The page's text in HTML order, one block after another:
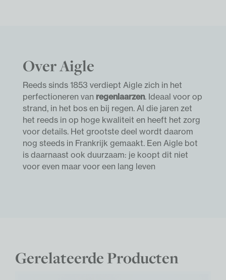
Over Aigle
Reeds sinds 1853 verdiept Aigle zich in het
perfectioneren van regenlaarzen. Ideaal voor op
strand, in het bos en bij regen. Al die jaren zet
het reeds in op hoge kwaliteit en heeft het zorg
voor details. Het grootste deel wordt daarom
nog steeds in Frankrijk gemaakt. Een Aigle bot
is daarnaast ook duurzaam: je koopt dit niet
voor even maar voor een lang leven
Gerelateerde Producten